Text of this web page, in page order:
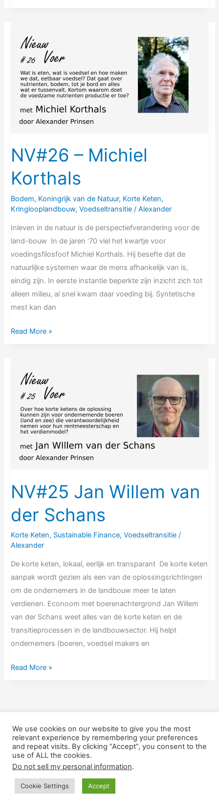
NV#26 – Michiel
Korthals
Bodem, Koningrijk van de Natuur, Korte Keten,
Kringlooplandbouw,Voedseltransitie /Alexander
Inleven in de natuur is de perspectiefverandering voor de
land-bouw In de jaren ‘70 viel het kwartje voor
voedingsfilosfoof Michiel Korthals. Hij besefte dat de
natuurlijke systemen waar de mens afhankelijk van is,
eindig zijn. In eerste instantie beperkte zijn inzicht zich tot
alleen milieu, al snel kwam daar voeding bij. Syntetische
mest kan dan
Michiel
Read More »
NV#25 Jan Willem van
der Schans
Korte Keten, Sustainable Finance,Voedseltransitie /
Alexander
De korte keten, lokaal, eerlijk en transparant De korte keten
aanpak wordt gezien als een van de oplossingsrichtingen
om de ondernemers in de landbouw meer te laten
verdienen. Econoom met boerenachtergrond Jan Willem
van der Schans weet alles van de korte keten en de
transitieprocessen in de landbouwsector. Hij helpt
ondernemers (boeren, voedsel makers en
Jan
Willem
der
Schans
Read More »
Nieuw Voer is een handelsnaam van Scope Matters en is
statutair gevestigd te Rotterdam (Dr de Visserstraat 20B02,
Copyright © 2026
We use cookies on our website to give you the most
relevant experience by remembering your preferences
and repeat visits. By clicking “Accept”, you consent to the
use of ALL the cookies.
Do not sell my personal information.
Cookie Settings Accept